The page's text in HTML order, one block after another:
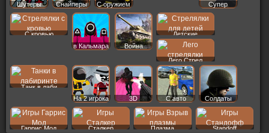
Шутеры Снайперы С оружием
Супер
С кровью
в Кальмара
Война
Детские
Лего Стрел
Танк в лаби
На 2 игрока
3D С авто Солдаты
Гаррис Мод Сталкер Плазма Standoff